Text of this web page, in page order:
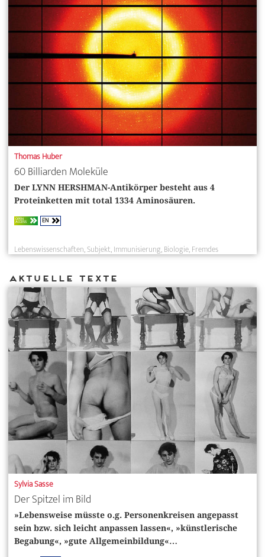
Thomas Huber
60 Billiarden Moleküle
Der LYNN HERSHMAN-Antikörper besteht aus 4
Proteinketten mit total 1334 Aminosäuren.
OPEN
ACCESS EN
Lebenswissenschaften Subjekt Immunisierung Biologie Fremdes
Aktuelle Texte
Sylvia Sasse
Der Spitzel im Bild
»Lebensweise müsste o.g. Personenkreisen angepasst
sein bzw. sich leicht anpassen lassen«, »künstlerische
Begabung«, »gute Allgemeinbildung«…